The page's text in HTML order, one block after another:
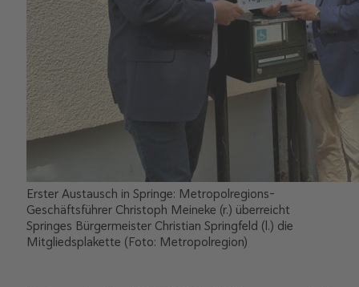
Erster Austausch in Springe: Metropolregions-
Geschäftsführer Christoph Meineke (r.) überreicht
Springes Bürgermeister Christian Springfeld (l.) die
Mitgliedsplakette (Foto: Metropolregion)